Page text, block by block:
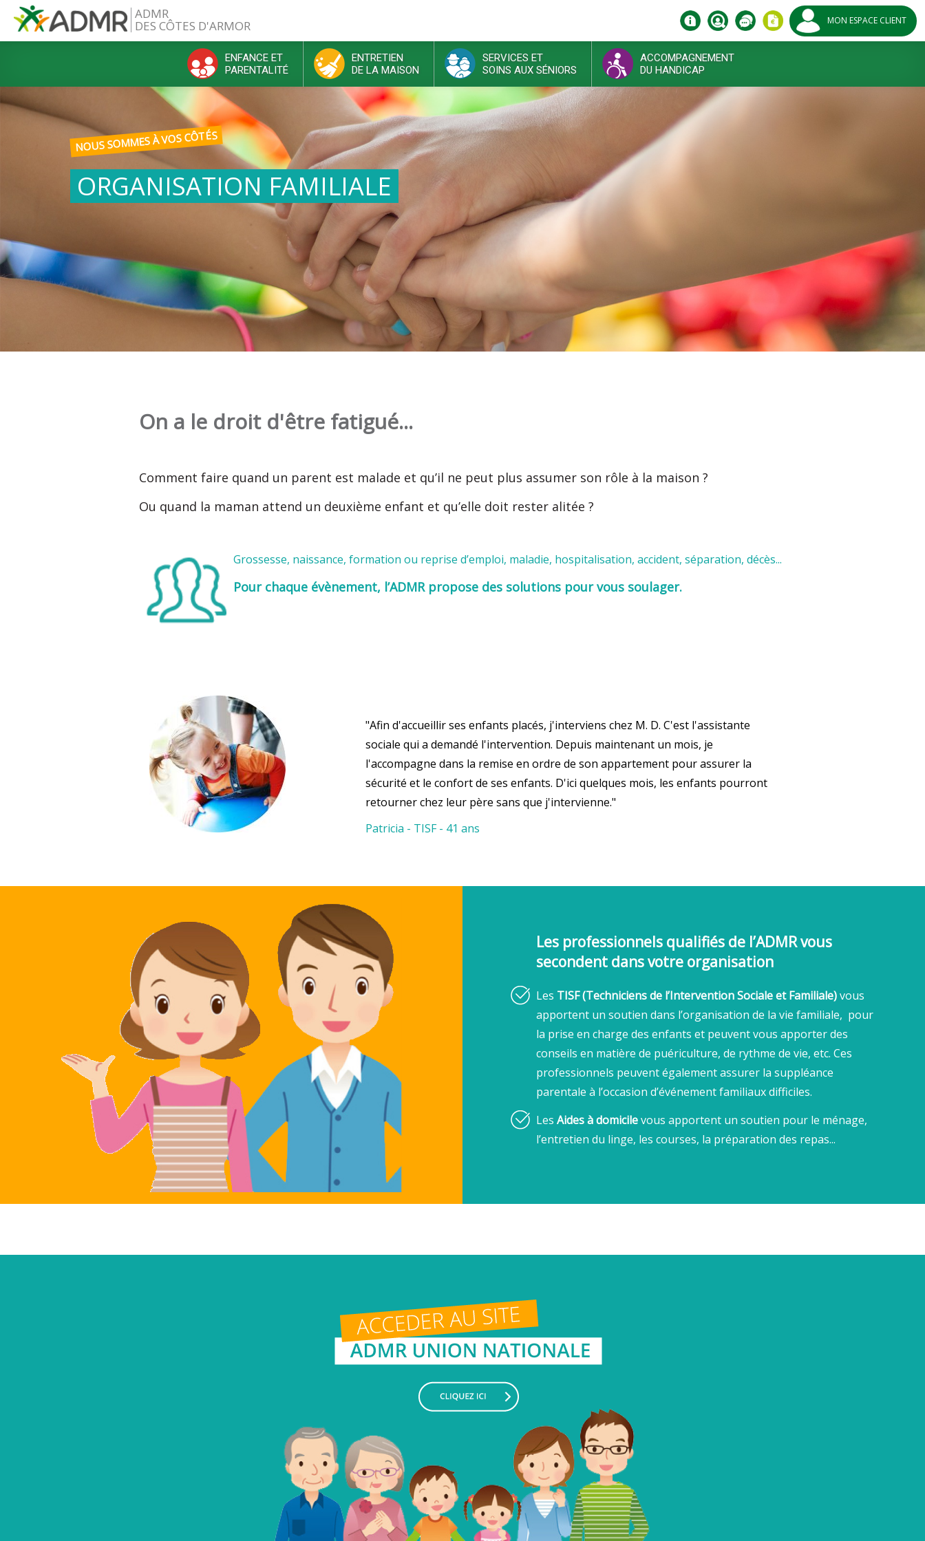
Aller au contenu principal ADMR
DES CÔTES D'ARMOR MON ESPACE CLIENT
ENFANCE ET
PARENTALITÉ
ENTRETIEN
DE LA MAISON
SERVICES ET
SOINS AUX SÉNIORS
ACCOMPAGNEMENT
DU HANDICAP
Menu principal
NOUS SOMMES À VOS CÔTÉS
ORGANISATION FAMILIALE
On a le droit d'être fatigué...
Comment faire quand un parent est malade et qu’il ne peut plus assumer son rôle à la maison ?
Ou quand la maman attend un deuxième enfant et qu’elle doit rester alitée ?
Grossesse, naissance, formation ou reprise d’emploi, maladie, hospitalisation, accident, séparation, décès...
Pour chaque évènement, l’ADMR propose des solutions pour vous soulager.
"Afin d'accueillir ses enfants placés, j'interviens chez M. D. C'est l'assistante
sociale qui a demandé l'intervention. Depuis maintenant un mois, je
l'accompagne dans la remise en ordre de son appartement pour assurer la
sécurité et le confort de ses enfants. D'ici quelques mois, les enfants pourront
retourner chez leur père sans que j'intervienne."
Patricia - TISF - 41 ans
Les professionnels qualifiés de l’ADMR vous
secondent dans votre organisation
Les TISF (Techniciens de l’Intervention Sociale et Familiale)vous
apportent un soutien dans l’organisation de la vie familiale, pour
la prise en charge des enfants et peuvent vous apporter des
conseils en matière de puériculture, de rythme de vie, etc. Ces
professionnels peuvent également assurer la suppléance
parentale à l’occasion d’événement familiaux difficiles.
LesAides à domicilevous apportent un soutien pour le ménage,
l’entretien du linge, les courses, la préparation des repas...